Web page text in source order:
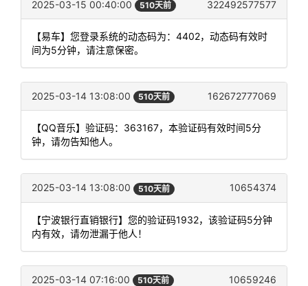
2025-03-15 00:40:00 510天前 322492577577
【易车】您登录系统的动态码为：4402，动态码有效时
间为5分钟，请注意保密。
2025-03-14 13:08:00 510天前 162672777069
【QQ音乐】验证码：363167，本验证码有效时间5分
钟，请勿告知他人。
2025-03-14 13:08:00 510天前 10654374
【宁波银行直销银行】您的验证码1932，该验证码5分钟
内有效，请勿泄漏于他人！
2025-03-14 07:16:00 510天前 10659246